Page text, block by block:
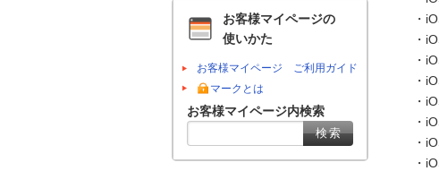
・
・
・
・
・
・
・
・
お客様マイページの
使いかた
お客様マイページ ご利用ガイド
マークとは
お客様マイページ内検索